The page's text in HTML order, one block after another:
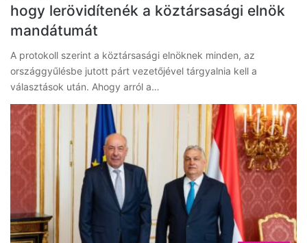
hogy lerövidítenék a köztársasági elnök
mandátumát
A protokoll szerint a köztársasági elnöknek minden, az
országgyűlésbe jutott párt vezetőjével tárgyalnia kell a
választások után. Ahogy arról a…